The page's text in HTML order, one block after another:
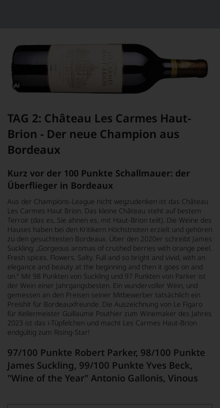
mithilfe
von
KI
verändert.
TAG 2: Château Les Carmes Haut-
Brion - Der neue Champion aus
Bordeaux
Kurz vor der 100 Punkte Schallmauer: der
Überflieger in Bordeaux
Aus der Champions-League nicht wegzudenken ist das Château
Les Carmes Haut Brion. Das kleine Château steht auf bestem
Terroir (das es, Sie ahnen es, mit Haut-Brion teilt). Die Weine des
Hauses haben bei den Kritikern Höchstnoten erzielt und gehören
zu den gesuchtesten Bordeaux. Über den 2020er schreibt James
Suckling: „Gorgeous aromas of crushed berries with orange peel.
Fresh spices. Flowers. Salty. Full and so bright and vivid, with an
elegance and beauty at the beginning and then it goes on and
on.“ Mit 98 Punkten von Suckling und 97 Punkten von Parker ist
der Wein einer Jahrgangsbesten. Ein wundervoller Wein, und
gemessen an den Preisen seiner Mitbewerber tatsächlich ein
Preishit für Bordeauxfreunde. Die Auszeichnung von Le Figaro
für Kellermeister Guillaume Pouthier zum Winemaker des Jahres
2023 ist das i-Tüpfelchen und macht Les Carmes Haut-Brion
endgültig zum Rising-Star!
97/100 Punkte Robert Parker, 98/100 Punkte
James Suckling, 99/100 Punkte Yves Beck,
"Wine of the Year" Antonio Gallonis, Vinous